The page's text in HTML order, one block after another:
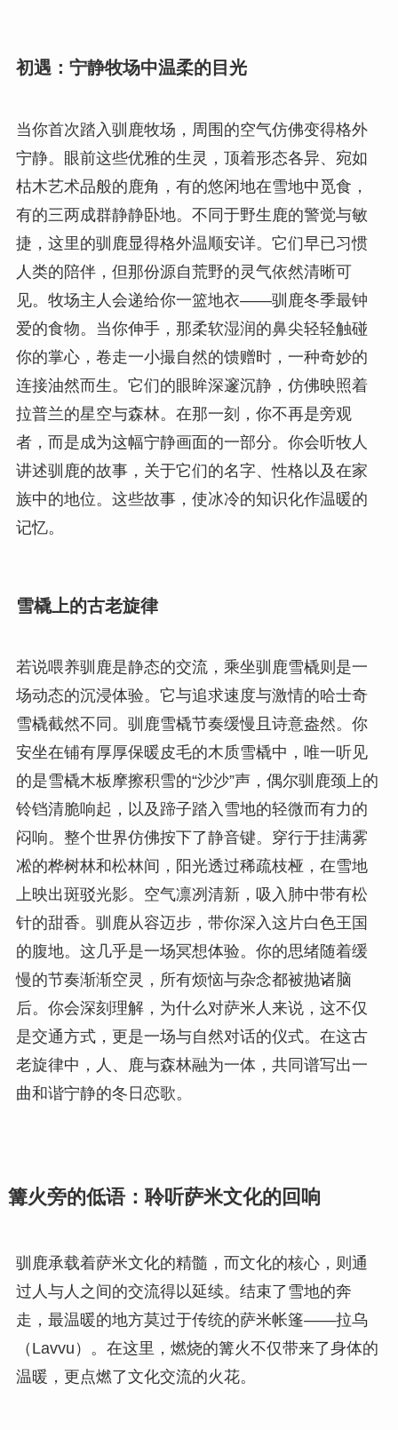
初遇：宁静牧场中温柔的目光
当你首次踏入驯鹿牧场，周围的空气仿佛变得格外
宁静。眼前这些优雅的生灵，顶着形态各异、宛如
枯木艺术品般的鹿角，有的悠闲地在雪地中觅食，
有的三两成群静静卧地。不同于野生鹿的警觉与敏
捷，这里的驯鹿显得格外温顺安详。它们早已习惯
人类的陪伴，但那份源自荒野的灵气依然清晰可
见。牧场主人会递给你一篮地衣——驯鹿冬季最钟
爱的食物。当你伸手，那柔软湿润的鼻尖轻轻触碰
你的掌心，卷走一小撮自然的馈赠时，一种奇妙的
连接油然而生。它们的眼眸深邃沉静，仿佛映照着
拉普兰的星空与森林。在那一刻，你不再是旁观
者，而是成为这幅宁静画面的一部分。你会听牧人
讲述驯鹿的故事，关于它们的名字、性格以及在家
族中的地位。这些故事，使冰冷的知识化作温暖的
记忆。
雪橇上的古老旋律
若说喂养驯鹿是静态的交流，乘坐驯鹿雪橇则是一
场动态的沉浸体验。它与追求速度与激情的哈士奇
雪橇截然不同。驯鹿雪橇节奏缓慢且诗意盎然。你
安坐在铺有厚厚保暖皮毛的木质雪橇中，唯一听见
的是雪橇木板摩擦积雪的“沙沙”声，偶尔驯鹿颈上的
铃铛清脆响起，以及蹄子踏入雪地的轻微而有力的
闷响。整个世界仿佛按下了静音键。穿行于挂满雾
凇的桦树林和松林间，阳光透过稀疏枝桠，在雪地
上映出斑驳光影。空气凛冽清新，吸入肺中带有松
针的甜香。驯鹿从容迈步，带你深入这片白色王国
的腹地。这几乎是一场冥想体验。你的思绪随着缓
慢的节奏渐渐空灵，所有烦恼与杂念都被抛诸脑
后。你会深刻理解，为什么对萨米人来说，这不仅
是交通方式，更是一场与自然对话的仪式。在这古
老旋律中，人、鹿与森林融为一体，共同谱写出一
曲和谐宁静的冬日恋歌。
篝火旁的低语：聆听萨米文化的回响
驯鹿承载着萨米文化的精髓，而文化的核心，则通
过人与人之间的交流得以延续。结束了雪地的奔
走，最温暖的地方莫过于传统的萨米帐篷——拉乌
（Lavvu）。在这里，燃烧的篝火不仅带来了身体的
温暖，更点燃了文化交流的火花。